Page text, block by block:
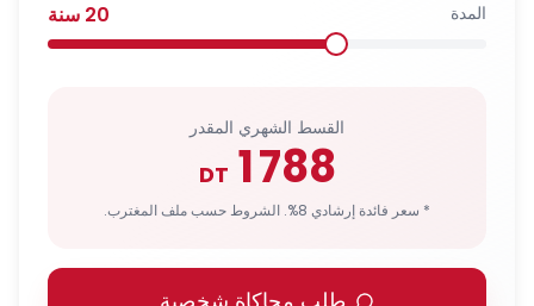
المدة 20 سنة
القسط الشهري المقدر
1 788
DT
* سعر فائدة إرشادي 8%. الشروط حسب ملف المغترب.